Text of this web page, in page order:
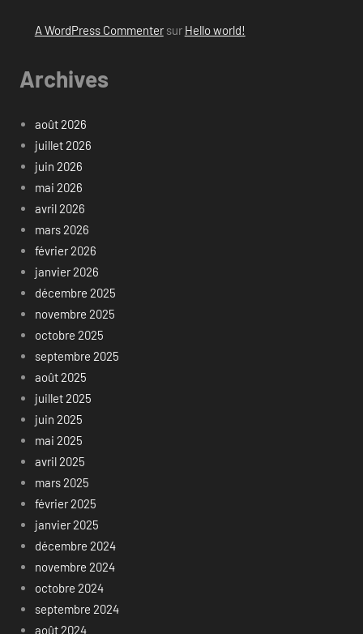
A WordPress Commentersur Hello world!
Archives
août 2026
juillet 2026
juin 2026
mai 2026
avril 2026
mars 2026
février 2026
janvier 2026
décembre 2025
novembre 2025
octobre 2025
septembre 2025
août 2025
juillet 2025
juin 2025
mai 2025
avril 2025
mars 2025
février 2025
janvier 2025
décembre 2024
novembre 2024
octobre 2024
septembre 2024
août 2024